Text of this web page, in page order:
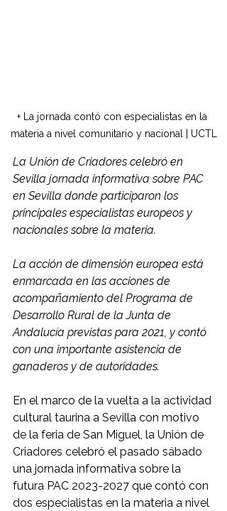
+ La jornada contó con especialistas en la
materia a nivel comunitario y nacional | UCTL
La Unión de Criadores celebró en
Sevilla jornada informativa sobre PAC
en Sevilla donde participaron los
principales especialistas europeos y
nacionales sobre la materia.
La acción de dimensión europea está
enmarcada en las acciones de
acompañamiento del Programa de
Desarrollo Rural de la Junta de
Andalucía previstas para 2021, y contó
con una importante asistencia de
ganaderos y de autoridades.
En el marco de la vuelta a la actividad
cultural taurina a Sevilla con motivo
de la feria de San Miguel, la Unión de
Criadores celebró el pasado sábado
una jornada informativa sobre la
futura PAC 2023-2027 que contó con
dos especialistas en la materia a nivel